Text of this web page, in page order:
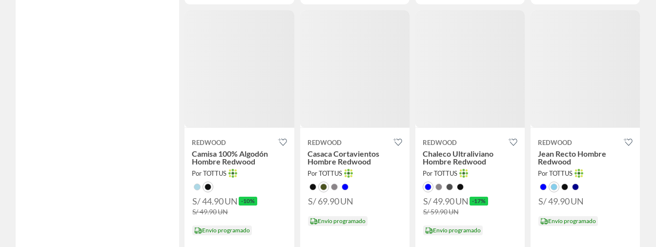
REDWOOD
Camisa 100% Algodón
Hombre Redwood
Por TOTTUS
S/ 44.90UN -10%
S/ 49.90UN
Envío programado
REDWOOD
Casaca Cortavientos
Hombre Redwood
Por TOTTUS
S/ 69.90UN
Envío programado
REDWOOD
Chaleco Ultraliviano
Hombre Redwood
Por TOTTUS
S/ 49.90UN -17%
S/ 59.90UN
Envío programado
REDWOOD
Jean Recto Hombre
Redwood
Por TOTTUS
S/ 49.90UN
Envío programado